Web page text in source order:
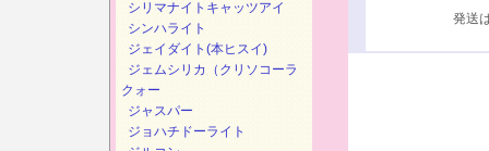
発送は、
シリマナイトキャッツアイ
シンハライト
ジェイダイト(本ヒスイ)
ジェムシリカ（クリソコーラ
クォー
ジャスパー
ジョハチドーライト